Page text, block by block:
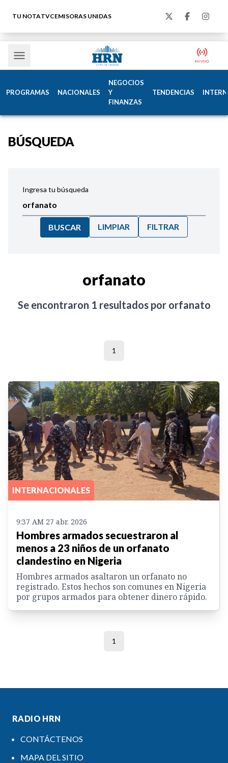
TU NOTATVCEMISORAS UNIDAS
PROGRAMAS NACIONALES
NEGOCIOS
Y
FINANZAS
TENDENCIAS
BÚSQUEDA
Ingresa tu búsqueda
BUSCAR LIMPIAR FILTRAR
orfanato
Se encontraron 1 resultados por orfanato
1
INTERNACIONALES
9:37 AM 27 abr. 2026
Hombres armados secuestraron al
menos a 23 niños de un orfanato
clandestino en Nigeria
Hombres armados asaltaron un orfanato no
registrado. Estos hechos son comunes en Nigeria
por grupos armados para obtener dinero rápido.
1
RADIO HRN
CONTÁCTENOS
MAPA DEL SITIO